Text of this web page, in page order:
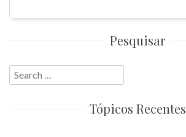
Pesquisar
Search
for:
Tópicos Recentes